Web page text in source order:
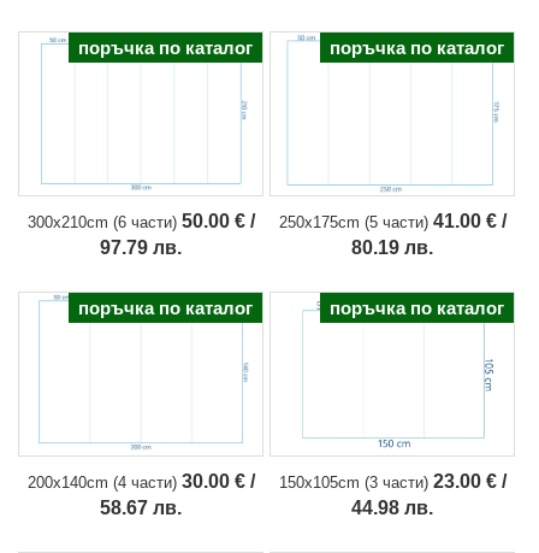
поръчка по каталог
300x210cm (6 части) 50.00 € /
97.79 лв.
поръчка по каталог
250x175cm (5 части) 41.00 € /
80.19 лв.
поръчка по каталог
200x140cm (4 части) 30.00 € /
58.67 лв.
поръчка по каталог
150x105cm (3 части) 23.00 € /
44.98 лв.